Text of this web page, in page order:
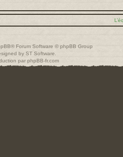
® Forum Software © phpBB Group
by ST Software
par phpBB-fr.com